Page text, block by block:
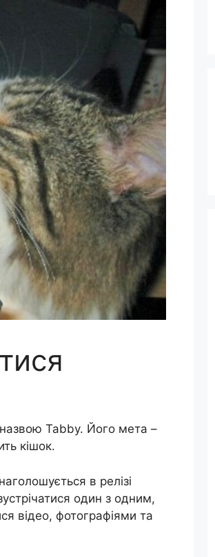
Tabby. Його мета –
кішок.
в релізі
один з одним,
відео, фотографіями та